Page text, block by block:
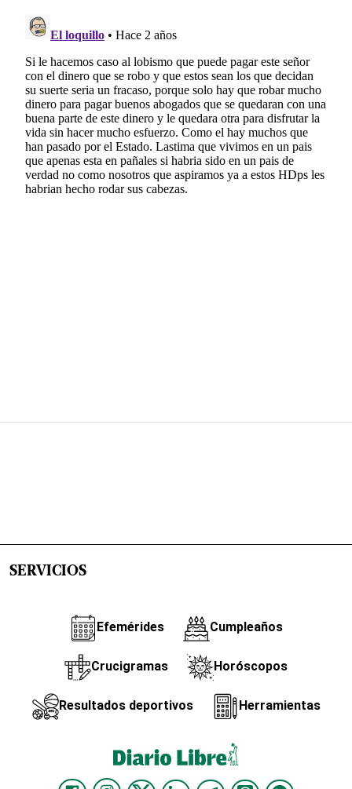
SERVICIOS
Efemérides Cumpleaños
Crucigramas Horóscopos
Resultados deportivos Herramientas